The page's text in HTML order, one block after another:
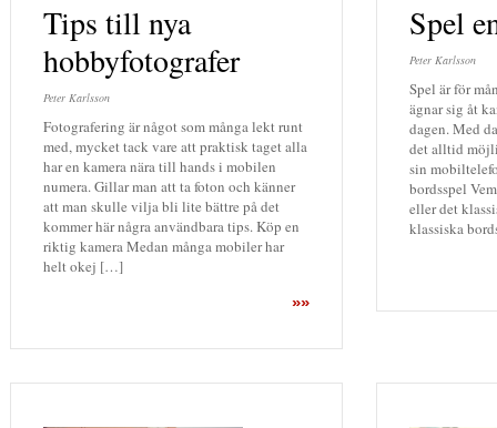
Tips till nya
hobbyfotografer
Peter Karlsson
Fotografering är något som många lekt runt
med, mycket tack vare att praktisk taget alla
har en kamera nära till hands i mobilen
numera. Gillar man att ta foton och känner
att man skulle vilja bli lite bättre på det
kommer här några användbara tips. Köp en
riktig kamera Medan många mobiler har
helt okej […]
»»
Spel
Peter Karlsson
Spel är för
ägnar sig åt
dagen. Med
det alltid
sin
bordsspel
eller det
klassiska